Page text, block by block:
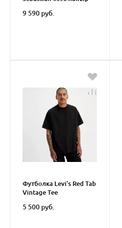
9 590 руб.
Футболка Levi’s Red Tab
Vintage Tee
5 500 руб.